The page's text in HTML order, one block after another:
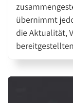
übernimmt
die Aktualität,